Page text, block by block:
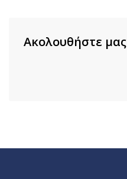
Ακολουθήστε μας